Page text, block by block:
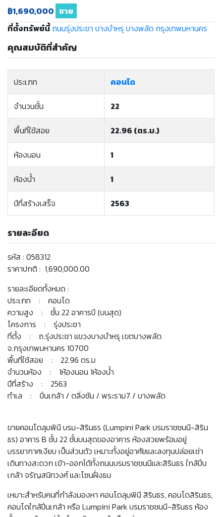
฿1,690,000 ขาย
ที่ตั้งทรัพย์นี้ ถนนรุ่งประชา บางบำหรุ บางพลัด กรุงเทพมหานคร
คุณสมบัติที่สำคัญ
ประเภท คอนโด
จำนวนชั้น 22
พื้นที่ใช้สอย 22.96 (ตร.ม.)
ห้องนอน 1
ห้องน้ำ 1
ปีที่สร้างเสร็จ 2563
รายละอียด
รหัส : 058312
ราคาปกติ : 1,690,000.00
รายละเอียดทั้งหมด :
ประเภท : คอนโด
ความสูง : ชั้น 22 อาคารบี (บนสุด)
โครงการ : รุ่งประชา
ที่ตั้ง : ถ.รุ่งประชา แขวงบางบำหรุ เขตบางพลัด
จ.กรุงเทพมหานคร 10700
พื้นที่ใช้สอย : 22.96 ตร.ม
จำนวนห้อง : 1ห้องนอน 1ห้องน้ำ
ปีที่สร้าง : 2563
ทำเล : ปิ่นเกล้า / ตลิ่งชัน / พระราม7 / บางพลัด
ขายคอนโดลุมพินี บรม-สิรินธร (Lumpini Park บรมราชชนนี-สิริน
ธร) อาคาร B ชั้น 22 ชั้นบนสุดของอาคาร ห้องสวยพร้อมอยู่
บรรยากาศเงียบ เป็นส่วนตัว เหมาะทั้งอยู่อาศัยและลงทุนปล่อยเช่า
เดินทางสะดวก เข้า-ออกได้ทั้งถนนบรมราชชนนีและสิรินธร ใกล้ปิ่น
เกล้า จรัญสนิทวงศ์ และโซนฝั่งธน
เหมาะสำหรับคนที่กำลังมองหา คอนโดลุมพินี สิรินธร, คอนโดสิรินธร,
คอนโดใกล้ปิ่นเกล้า หรือ Lumpini Park บรมราชชนนี-สิรินธร ห้อง